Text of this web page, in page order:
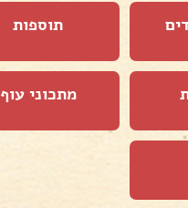
תוספות
מתכוני עוף